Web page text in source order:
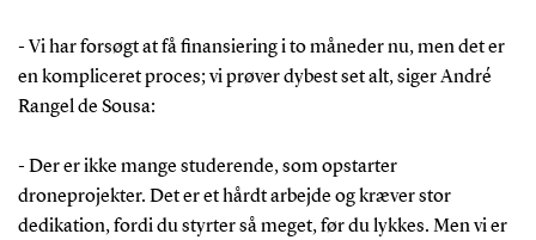
- Vi har forsøgt at få finansiering i to måneder nu, men det er
en kompliceret proces; vi prøver dybest set alt, siger André
Rangel de Sousa:
- Der er ikke mange studerende, som opstarter
droneprojekter. Det er et hårdt arbejde og kræver stor
dedikation, fordi du styrter så meget, før du lykkes. Men vi er